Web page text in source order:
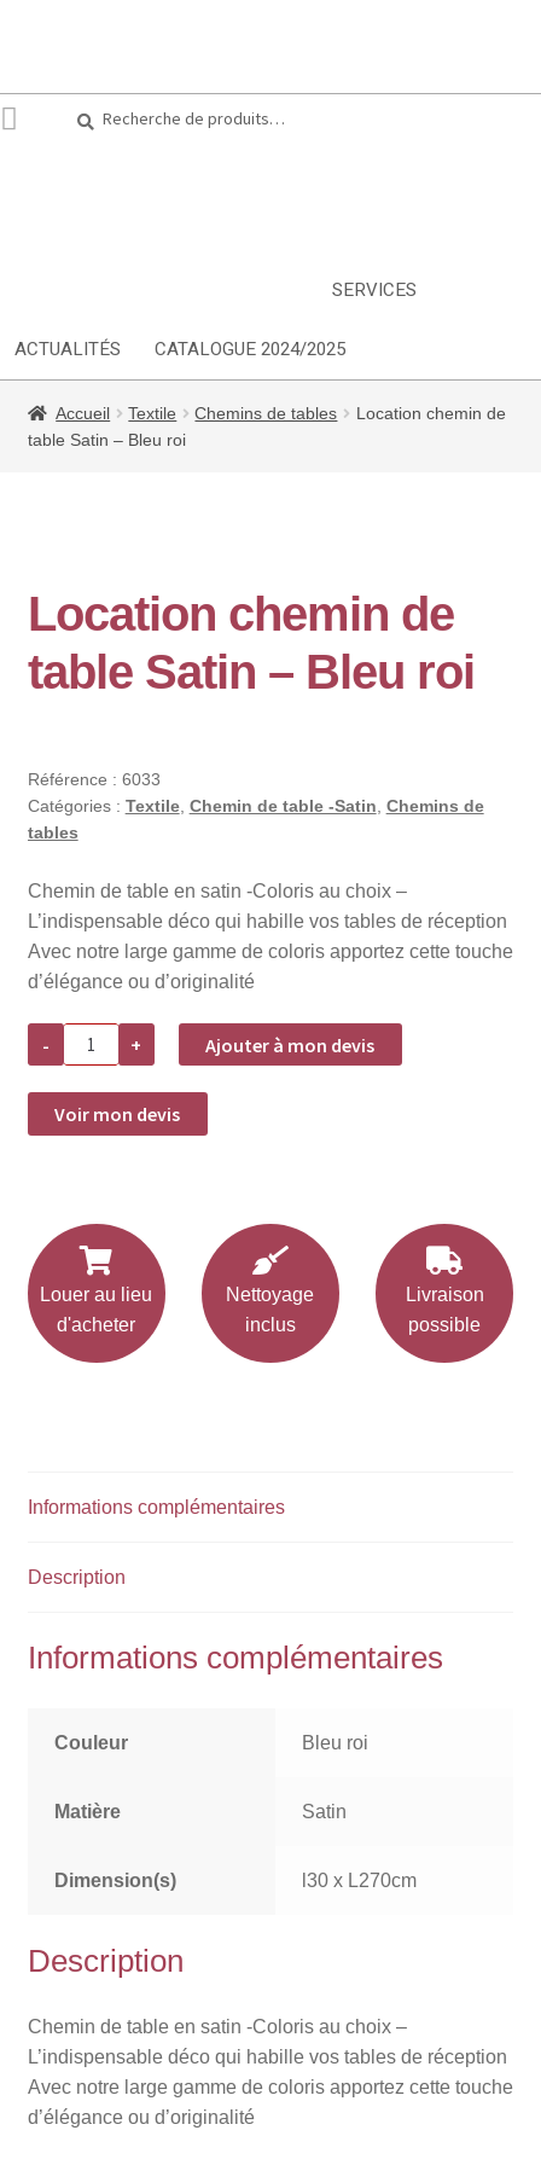
pour :
SERVICES
ACTUALITÉS CATALOGUE 2024/2025
Accueil Textile Chemins de tables
Location chemin de
table Satin – Bleu roi
Location chemin de
table Satin – Bleu roi
Référence : 6033
Catégories : Textile, Chemin de table -Satin Chemins de
tables
Chemin de table en satin -Coloris au choix –
L’indispensable déco qui habille vos tables de réception
Avec notre large gamme de coloris apportez cette touche
d’élégance ou d’originalité
-
quantité
Location
chemin
de
table
+ Ajouter à mon devis
Voir mon devis
Louer au lieu
d'acheter
Nettoyage
inclus
Livraison
possible
Informations complémentaires
Description
Informations complémentaires
Couleur Bleu roi
Matière Satin
Dimension(s) l30 x L270cm
Description
Chemin de table en satin -Coloris au choix –
L’indispensable déco qui habille vos tables de réception
Avec notre large gamme de coloris apportez cette touche
d’élégance ou d’originalité